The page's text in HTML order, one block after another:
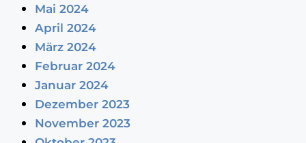
Mai 2024
April 2024
März 2024
Februar 2024
Januar 2024
Dezember 2023
November 2023